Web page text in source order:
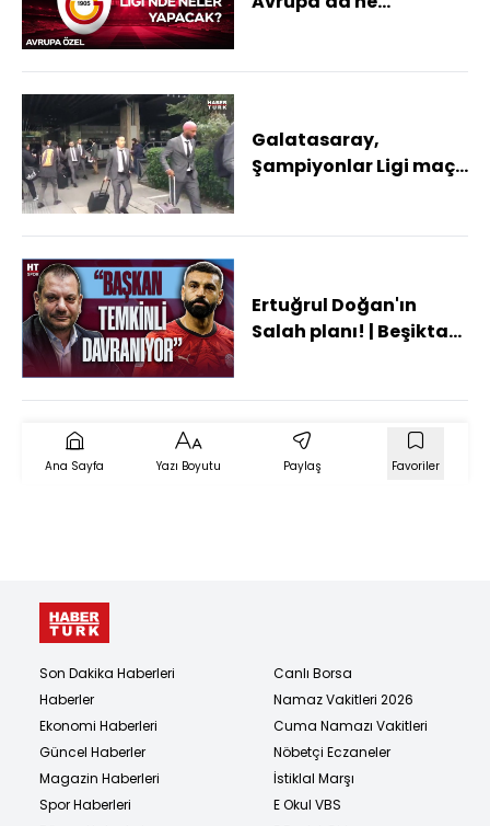
yolculuğu başlıyor
Galatasaray,
Şampiyonlar Ligi maçı
Ertuğrul Doğan'ın
Salah planı! | Beşiktaş
Ana Sayfa Yazı Boyutu Paylaş Favoriler
Son Dakika Haberleri
Haberler
Ekonomi Haberleri
Güncel Haberler
Magazin Haberleri
Spor Haberleri
Canlı Borsa
Namaz Vakitleri 2026
Cuma Namazı Vakitleri
Nöbetçi Eczaneler
İstiklal Marşı
E Okul VBS